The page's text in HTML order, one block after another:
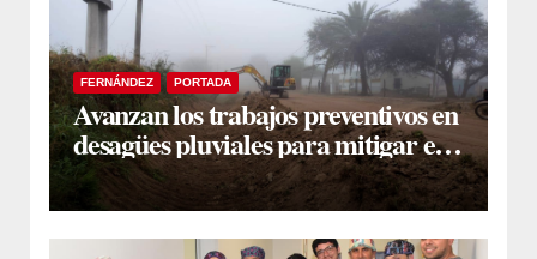
FERNÁNDEZ PORTADA
Avanzan los trabajos preventivos en
desagües pluviales para mitigar el
impacto de la temporada de lluvias